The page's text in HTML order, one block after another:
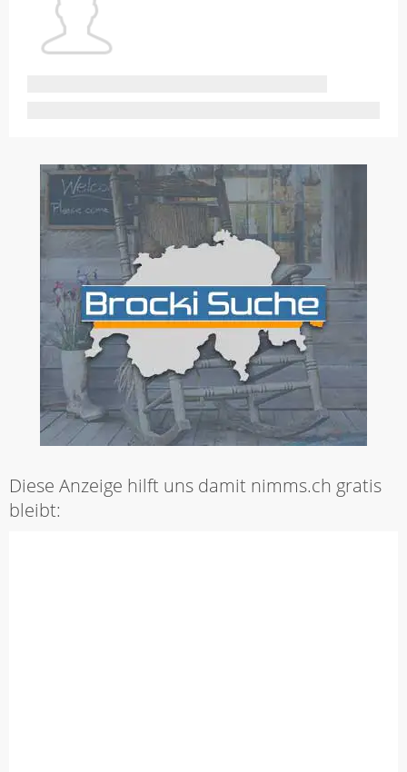
Diese Anzeige hilft uns damit nimms.ch gratis
bleibt: